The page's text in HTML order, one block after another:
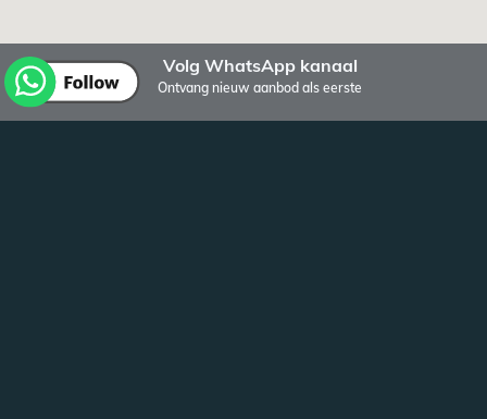
Volg WhatsApp kanaal
Ontvang nieuw aanbod als eerste